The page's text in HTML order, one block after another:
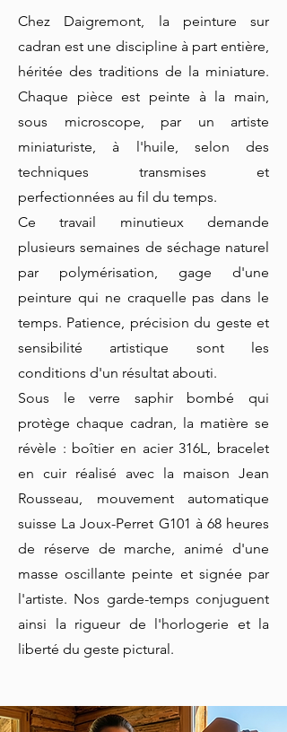
Chez Daigremont, la peinture sur
cadran est une discipline à part entière,
héritée des traditions de la miniature.
Chaque pièce est peinte à la main,
sous microscope, par un artiste
miniaturiste, à l'huile, selon des
techniques transmises et
perfectionnées au fil du temps.
Ce travail minutieux demande
plusieurs semaines de séchage naturel
par polymérisation, gage d'une
peinture qui ne craquelle pas dans le
temps. Patience, précision du geste et
sensibilité artistique sont les
conditions d'un résultat abouti.
Sous le verre saphir bombé qui
protège chaque cadran, la matière se
révèle : boîtier en acier 316L, bracelet
en cuir réalisé avec la maison Jean
Rousseau, mouvement automatique
suisse La Joux-Perret G101 à 68 heures
de réserve de marche, animé d'une
masse oscillante peinte et signée par
l'artiste. Nos garde-temps conjuguent
ainsi la rigueur de l'horlogerie et la
liberté du geste pictural.